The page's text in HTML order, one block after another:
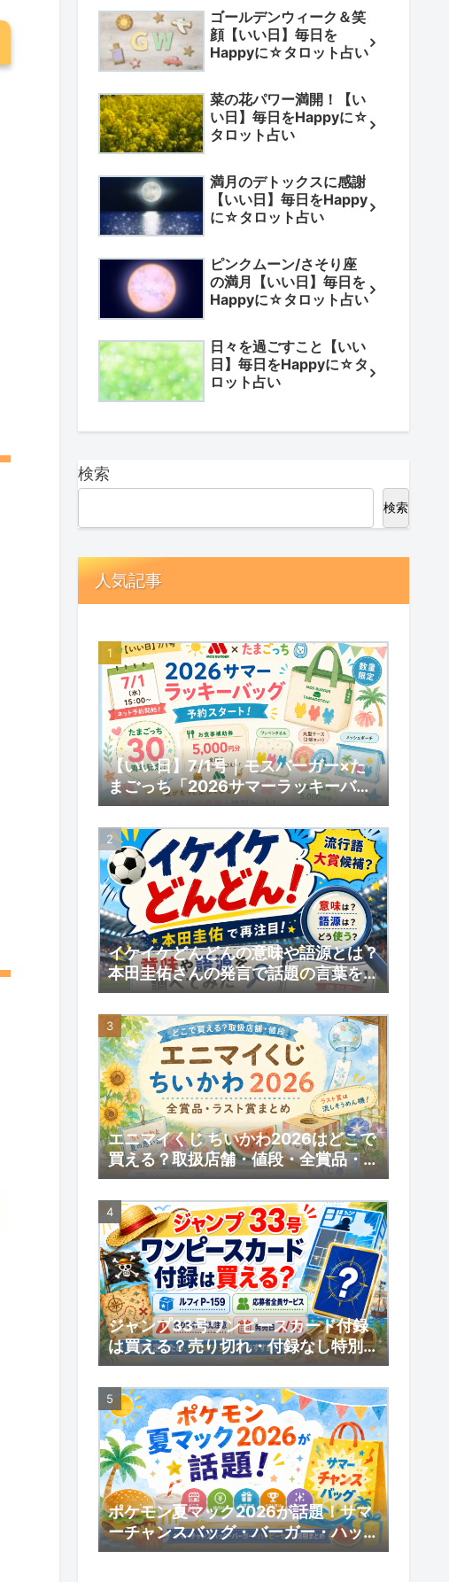
ゴールデンウィーク＆笑
顔【いい日】毎日を
Happyに☆タロット占い
菜の花パワー満開！【い
い日】毎日をHappyに☆
タロット占い
満月のデトックスに感謝
【いい日】毎日をHappy
に☆タロット占い
ピンクムーン/さそり座
の満月【いい日】毎日を
Happyに☆タロット占い
日々を過ごすこと【いい
日】毎日をHappyに☆タ
ロット占い
検索
検索
人気記事
【いい日】7/1号｜モスバーガー×た
まごっち「2026サマーラッキーバッ
グ」予約スタート！数量限定の内容と
予約情報
イケイケどんどんの意味や語源とは？
本田圭佑さんの発言で話題の言葉を調
べてみた｜【いい日】増刊号
エニマイくじ ちいかわ2026はどこで
買える？取扱店舗・値段・全賞品・ラ
スト賞まとめ
ジャンプ33号ワンピースカード付録
は買える？売り切れ・付録なし特別版
の受注販売・応募者全員サービスまと
め
ポケモン夏マック2026が話題！サマ
ーチャンスバッグ・バーガー・ハッピ
ーセット情報まとめ